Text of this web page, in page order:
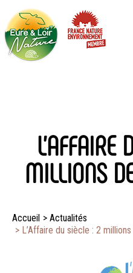
L’AFFAIRE
MILLIONS
Accueil > Actualités
> L’Affaire du siècle : 2